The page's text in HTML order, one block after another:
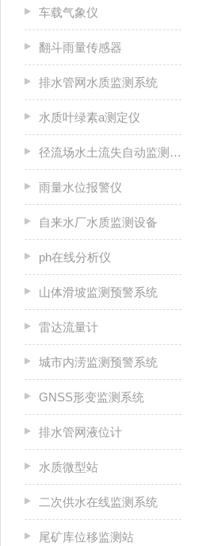
车载气象仪
翻斗雨量传感器
排水管网水质监测系统
水质叶绿素a测定仪
径流场水土流失自动监测系统
雨量水位报警仪
自来水厂水质监测设备
ph在线分析仪
山体滑坡监测预警系统
雷达流量计
城市内涝监测预警系统
GNSS形变监测系统
排水管网液位计
水质微型站
二次供水在线监测系统
尾矿库位移监测站